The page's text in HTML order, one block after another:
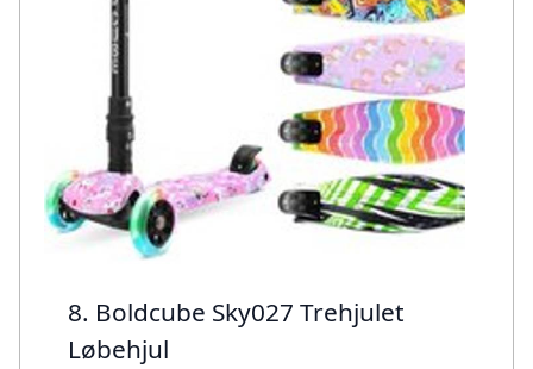
8. Boldcube Sky027 Trehjulet
Løbehjul